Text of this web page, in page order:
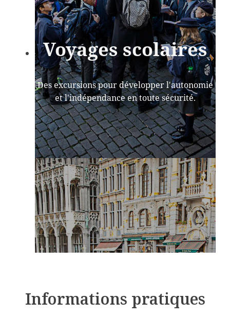
Voyages scolaires
Des excursions pour développer l'autonomie
et l'indépendance en toute sécurité.
Informations pratiques